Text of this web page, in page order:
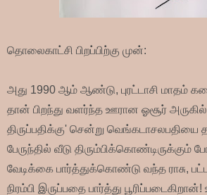
தொலைகாட்சி பிறப்பிற்கு முன்:
அது 1990 ஆம் ஆண்டு, புரட்டாசி மாதம்
தான் பிறந்து வளர்ந்த ஊரான ஓசூர்
திருப்பதிக்கு' சென்று வெங்கடாசலபதியை
பேருந்தில் வீடு திரும்பிக்கொண்டிருக்கும்
வேடிக்கை பார்த்துக்கொண்டு வந்த ராசு,
நிரம்பி இருப்பதை பார்த்து